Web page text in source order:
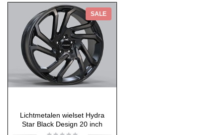
SALE
Lichtmetalen wielset Hydra
Star Black Design 20 inch